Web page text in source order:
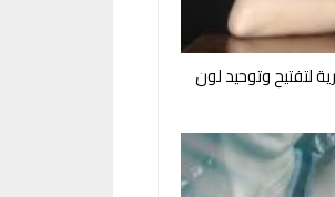
لتفتيح وتوحيد لون